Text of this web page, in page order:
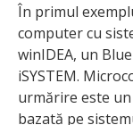
În primul
computer cu
winIDEA, un
iSYSTEM.
urmărire este un
bazată pe